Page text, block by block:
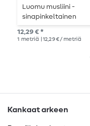
Luomu musliini -
sinapinkeltainen
12,29 € *
1 metriä | 12,29 € / metriä
Kankaat arkeen